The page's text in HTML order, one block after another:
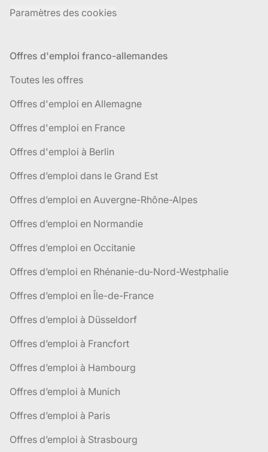
Paramètres des cookies
Offres d'emploi franco-allemandes
Toutes les offres
Offres d'emploi en Allemagne
Offres d'emploi en France
Offres d'emploi à Berlin
Offres d’emploi dans le Grand Est
Offres d’emploi en Auvergne-Rhône-Alpes
Offres d’emploi en Normandie
Offres d’emploi en Occitanie
Offres d’emploi en Rhénanie-du-Nord-Westphalie
Offres d’emploi en Île-de-France
Offres d’emploi à Düsseldorf
Offres d’emploi à Francfort
Offres d’emploi à Hambourg
Offres d’emploi à Munich
Offres d’emploi à Paris
Offres d’emploi à Strasbourg